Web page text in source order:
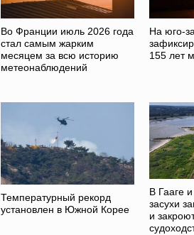
Во Франции июль 2026 года
стал самым жарким
месяцем за всю историю
метеонаблюдений
На юго-
155 лет
Температурный рекорд
установлен в Южной Корее
В Гааге
засухи
и